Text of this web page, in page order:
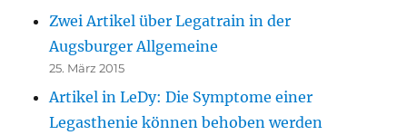
Zwei Artikel über Legatrain in der
Augsburger Allgemeine
25. März 2015
Artikel in LeDy: Die Symptome einer
Legasthenie können behoben werden